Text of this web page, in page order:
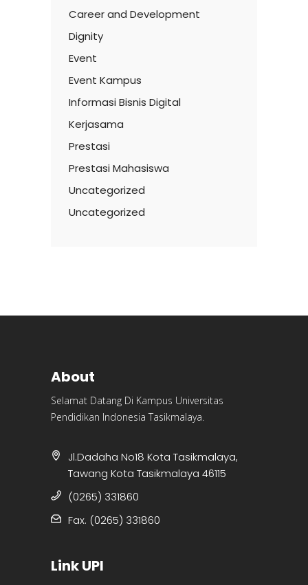
Career and Development
Dignity
Event
Event Kampus
Informasi Bisnis Digital
Kerjasama
Prestasi
Prestasi Mahasiswa
Uncategorized
Uncategorized
About
Selamat Datang Di Kampus Universitas
Pendidikan Indonesia Tasikmalaya.
Jl.Dadaha No18 Kota Tasikmalaya,
Tawang Kota Tasikmalaya 46115
(0265) 331860
Fax. (0265) 331860
Link UPI